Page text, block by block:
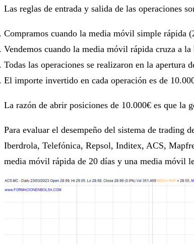
Las reglas de entrada y salida de las operaciones
Compramos cuando la media móvil simple rápida
Vendemos cuando la media móvil rápida cruza a
Todas las operaciones se realizaron en la apertura
El importe invertido en cada operación es de
La razón de abrir posiciones de 10.000€ es que la
Para evaluar el desempeño del sistema de trading
Iberdrola, Telefónica, Repsol, Inditex, ACS,
media móvil rápida de 20 días y una media móvil